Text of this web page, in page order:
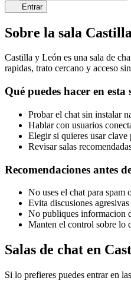
Entrar
Sobre la sala
Castilla y León es una sala de
rapidas, trato cercano y acceso
Qué puedes hacer en esta
Probar el chat sin instalar
Hablar con usuarios
Elegir si quieres usar clave
Revisar salas
Recomendaciones antes
No uses el chat para spam
Evita discusiones
No publiques informacion
Manten el control sobre lo
Salas de chat en
Si lo prefieres puedes entrar en